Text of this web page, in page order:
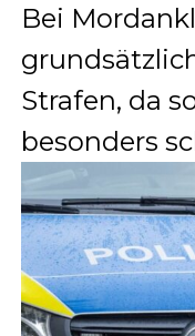
Bei
Strafen, da
besonders